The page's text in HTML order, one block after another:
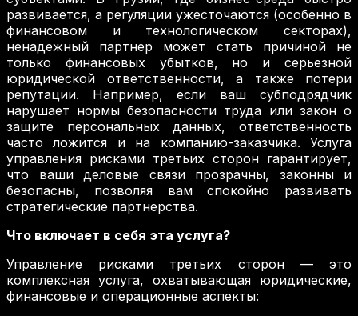
развивается, а регуляции ужесточаются (особенно в
финансовом и технологическом секторах),
ненадежный партнер может стать причиной не
только финансовых убытков, но и серьезной
юридической ответственности, а также потери
репутации. Например, если ваш субподрядчик
нарушает нормы безопасности труда или закон о
защите персональных данных, ответственность
часто ложится и на компанию-заказчика. Услуга
управления рисками третьих сторон гарантирует,
что ваши деловые связи прозрачны, законны и
безопасны, позволяя вам спокойно развивать
стратегические партнерства.
Что включает в себя эта услуга?
Управление рисками третьих сторон — это
комплексная услуга, охватывающая юридические,
финансовые и операционные аспекты: